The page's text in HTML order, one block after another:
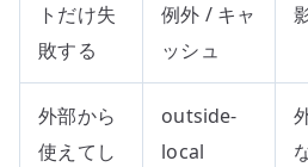
トだけ失
敗する
例外 / キャ
ッシュ
外部から
使えてし
outside-
local